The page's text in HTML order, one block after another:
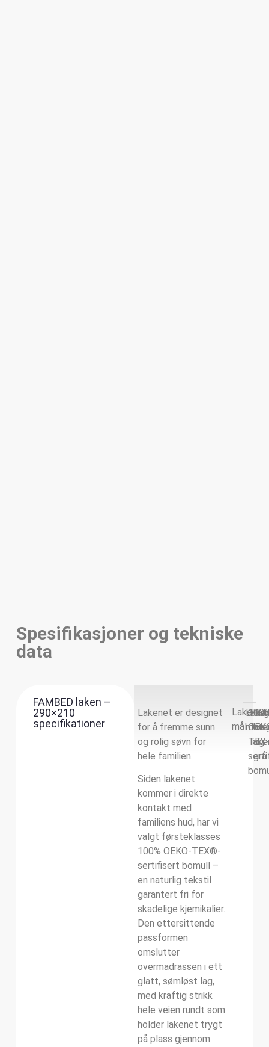
Spesifikasjoner og tekniske
data
FAMBED laken –
290×210
specifikationer
Lakenet er designet
for å fremme sunn
og rolig søvn for
hele familien.
Siden lakenet
kommer i direkte
kontakt med
familiens hud, har vi
valgt førsteklasses
100% OEKO-TEX®-
sertifisert bomull –
en naturlig tekstil
garantert fri for
skadelige kjemikalier.
Den ettersittende
passformen
omslutter
overmadrassen i ett
glatt, sømløst lag,
med kraftig strikk
hele veien rundt som
holder lakenet trygt
på plass gjennom
mål for
og
grå